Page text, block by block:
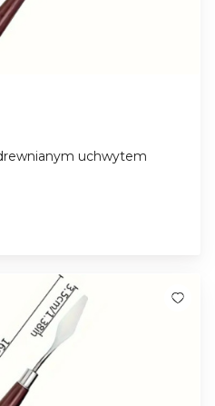
uchwytem